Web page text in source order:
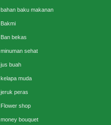
bahan baku makanan
Bakmi
Ban bekas
minuman sehat
jus buah
kelapa muda
jeruk peras
Flower shop
money bouquet